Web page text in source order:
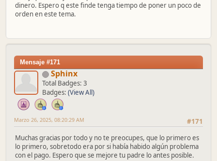
dinero. Espero q este finde tenga tiempo de poner un poco de
orden en este tema.
Mensaje #171
Sphinx
Total Badges: 3
Badges: (View All)
#171
Marzo 26, 2025, 08:20:29 AM
Muchas gracias por todo y no te preocupes, que lo primero es
lo primero, sobretodo era por si había habido algún problema
con el pago. Espero que se mejore tu padre lo antes posible.